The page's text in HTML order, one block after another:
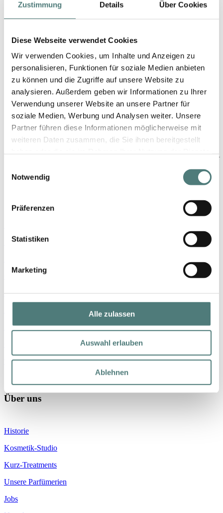
Zustimmung Details Über Cookies
Diese Webseite verwendet Cookies
Wir verwenden Cookies, um Inhalte und Anzeigen zu
personalisieren, Funktionen für soziale Medien anbieten
zu können und die Zugriffe auf unsere Website zu
analysieren. Außerdem geben wir Informationen zu Ihrer
Verwendung unserer Website an unsere Partner für
soziale Medien, Werbung und Analysen weiter. Unsere
Partner führen diese Informationen möglicherweise mit
weiteren Daten zusammen, die Sie ihnen bereitgestellt
Notwendig
Präferenzen
Statistiken
Marketing
Alle zulassen
Auswahl erlauben
Ablehnen
Schön folgen
Parfum
Körper
Nischenmarken
% SALE
Über uns
Historie
Kosmetik-Studio
Kurz-Treatments
Unsere Parfümerien
Jobs